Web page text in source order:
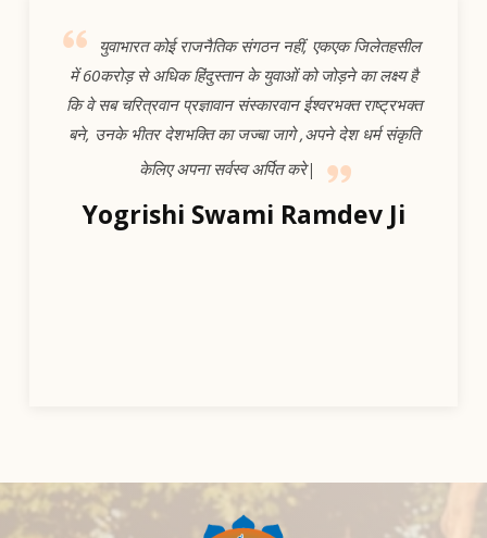
युवाभारत कोई राजनैतिक संगठन नहीं, एकएक जिलेतहसील
में 60करोड़ से अधिक हिंदुस्तान के युवाओं को जोड़ने का लक्ष्य है
कि वे सब चरित्रवान प्रज्ञावान संस्कारवान ईश्वरभक्त राष्ट्रभक्त
बने, उनके भीतर देशभक्ति का जज्बा जागे ,अपने देश धर्म संकृति
केलिए अपना सर्वस्व अर्पित करे|
Yogrishi Swami Ramdev Ji